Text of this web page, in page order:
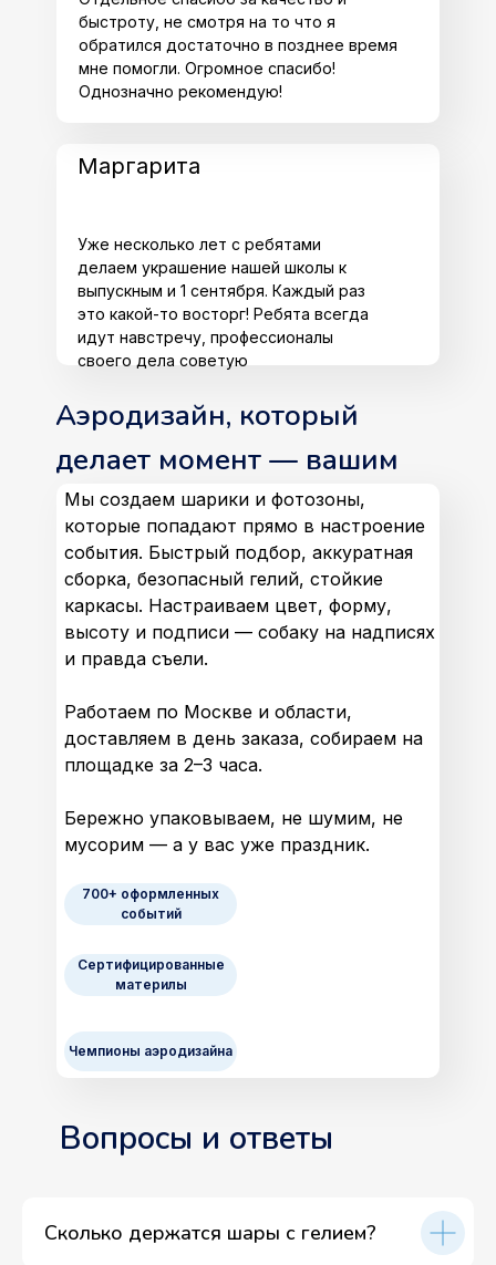
Уже несколько лет с ребятами
делаем украшение нашей школы к
выпускным и 1 сентября. Каждый раз
это какой-то восторг! Ребята всегда
идут навстречу, профессионалы
своего дела советую
Маргарита
быстроту, не смотря на то что я
обратился достаточно в позднее время
мне помогли. Огромное спасибо!
Однозначно рекомендую!
Аэродизайн, который
делает момент — вашим
Мы создаем шарики и фотозоны,
которые попадают прямо в настроение
события. Быстрый подбор, аккуратная
сборка, безопасный гелий, стойкие
каркасы. Настраиваем цвет, форму,
высоту и подписи — собаку на надписях
и правда съели.
Работаем по Москве и области,
доставляем в день заказа, собираем на
площадке за 2–3 часа.
Бережно упаковываем, не шумим, не
мусорим — а у вас уже праздник.
Чемпионы аэродизайна
Сертифицированные
материлы
700+ оформленных
событий
Вопросы и ответы
Сколько держатся шары с гелием?